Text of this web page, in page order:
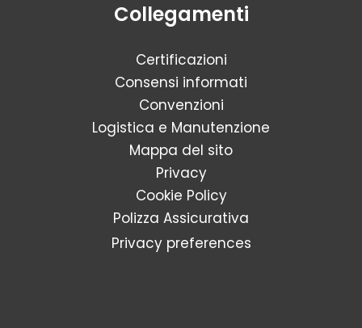
Collegamenti
Certificazioni
Consensi informati
Convenzioni
Logistica e Manutenzione
Mappa del sito
Privacy
Cookie Policy
Polizza Assicurativa
Privacy preferences